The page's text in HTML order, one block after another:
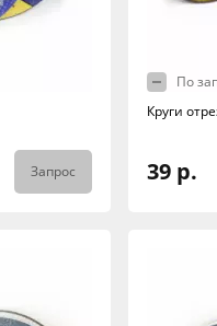
Запрос
По
Круги
39 р.